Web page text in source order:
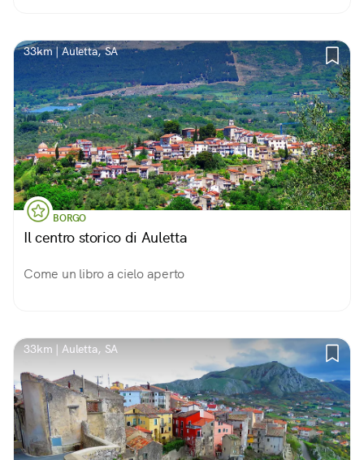
33km | Auletta, SA
BORGO
Il centro storico di Auletta
Come un libro a cielo aperto
33km | Auletta, SA